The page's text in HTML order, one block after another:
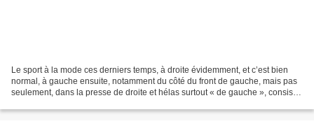
Le sport à la mode ces derniers temps, à droite évidemment, et c’est bien
normal, à gauche ensuite, notamment du côté du front de gauche, mais pas
seulement, dans la presse de droite et hélas surtout « de gauche », consiste